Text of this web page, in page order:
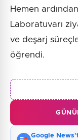
Hemen
Laboratuvarı
ve deşarj
öğrendi.
Google